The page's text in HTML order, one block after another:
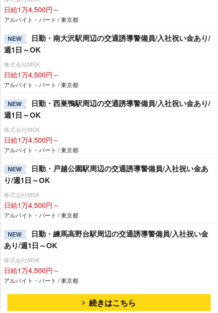
日給1万4,500円～
アルバイト・パート / 東京都
NEW
日勤・南大沢駅周辺の交通誘導警備員/入社祝い金あり/
週1日～OK
株式会社MSK
日給1万4,500円～
アルバイト・パート / 東京都
NEW
日勤・西巣鴨駅周辺の交通誘導警備員/入社祝い金あり/
週1日～OK
株式会社MSK
日給1万4,500円～
アルバイト・パート / 東京都
NEW
日勤・戸越公園駅周辺の交通誘導警備員/入社祝い金あ
り/週1日～OK
株式会社MSK
日給1万4,500円～
アルバイト・パート / 東京都
NEW
日勤・練馬高野台駅周辺の交通誘導警備員/入社祝い金
あり/週1日～OK
株式会社MSK
日給1万4,500円～
アルバイト・パート / 東京都
続きはこちら